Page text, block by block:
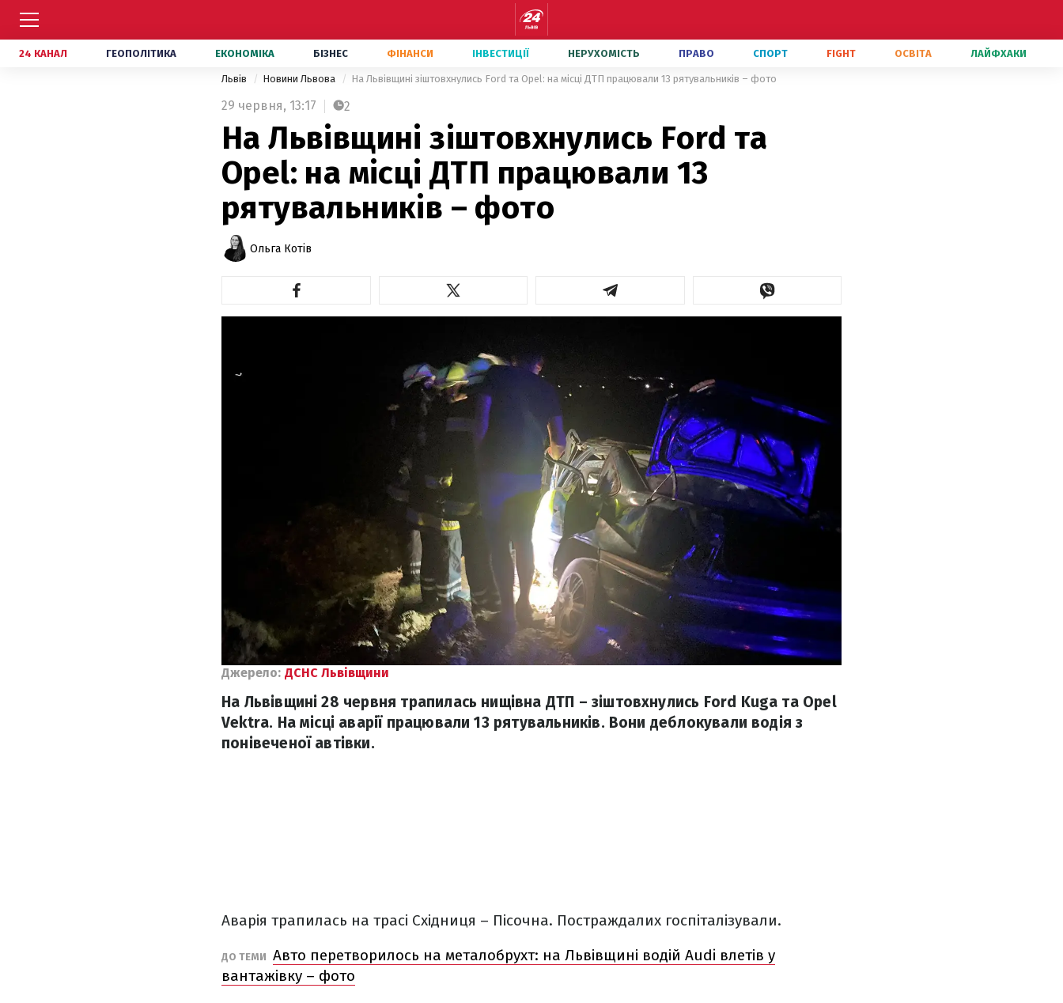
24 КАНАЛ ГЕОПОЛІТИКА ЕКОНОМІКА БІЗНЕС ФІНАНСИ ІНВЕСТИЦІЇ НЕРУХОМІСТЬ ПРАВО СПОРТ FIGHT ОСВІТА ЛАЙФХАКИ
Львів Новини Львова На Львівщині зіштовхнулись Ford та Opel: на місці ДТП працювали 13 рятувальників – фото
29 червня, 13:17 2
На Львівщині зіштовхнулись Ford та
Opel: на місці ДТП працювали 13
рятувальників – фото
Ольга Котів
Джерело: ДСНС Львівщини
На Львівщині 28 червня трапилась нищівна ДТП – зіштовхнулись Ford Kuga та Opel
Vektra. На місці аварії працювали 13 рятувальників. Вони деблокували водія з
понівеченої автівки.
Аварія трапилась на трасі Східниця – Пісочна. Постраждалих госпіталізували.
ДО ТЕМИ Авто перетворилось на металобрухт: на Львівщині водій Audi влетів у
вантажівку – фото